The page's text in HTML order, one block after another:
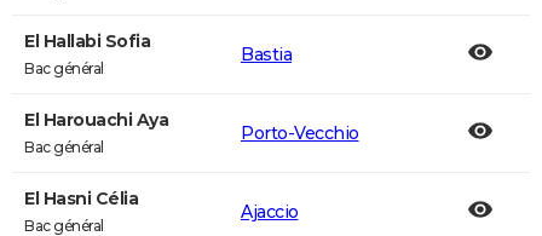
El Hallabi Sofia
Bac général
Bastia
El Harouachi Aya
Bac général
Porto-Vecchio
El Hasni Célia
Bac général
Ajaccio